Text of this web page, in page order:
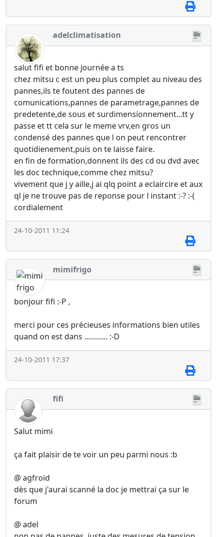
adelclimatisation
salut fifi et bonne journée a ts
chez mitsu c est un peu plus complet au niveau des
pannes,ils te foutent des pannes de
comunications,pannes de parametrage,pannes de
predetente,de sous et surdimensionnement...tt y
passe et tt cela sur le meme vrv,en gros un
condensé des pannes que l on peut rencontrer
quotidienement,puis on te laisse faire.
en fin de formation,donnent ils des cd ou dvd avec
les doc technique,comme chez mitsu?
vivement que j y aille,j ai qlq point a eclaircire et aux
ql je ne trouve pas de reponse pour l instant :-? :-(
cordialement
24-10-2011 11:24
mimifrigo
bonjour fifi :-P ,
merci pour ces précieuses informations bien utiles
quand on est dans ............ :-D
24-10-2011 17:37
fifi
Salut mimi
ça fait plaisir de te voir un peu parmi nous :b
@ agfroid
dès que j'aurai scanné la doc je mettrai ça sur le
forum
@ adel